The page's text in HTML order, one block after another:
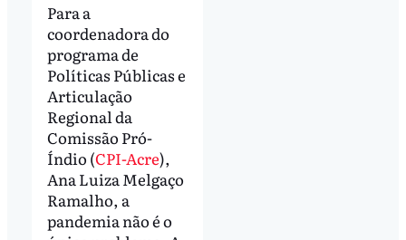
Para a
coordenadora do
programa de
Políticas Públicas e
Articulação
Regional da
Comissão Pró-
Índio (CPI-Acre),
Ana Luiza Melgaço
Ramalho, a
pandemia não é o